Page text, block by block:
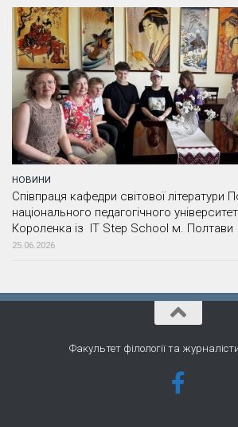
НОВИНИ
Співпраця кафедри світової літератури
національного педагогічного
Короленка із IT Step School м. Полтави
25.06.2026
Факультет філології та